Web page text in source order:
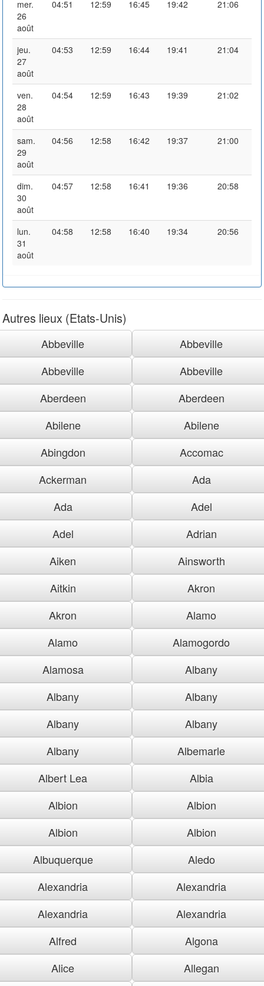
mer.
26
août
04:51 12:59 16:45 19:42 21:06
jeu.
27
août
04:53 12:59 16:44 19:41 21:04
ven.
28
août
04:54 12:59 16:43 19:39 21:02
sam.
29
août
04:56 12:58 16:42 19:37 21:00
dim.
30
août
04:57 12:58 16:41 19:36 20:58
lun.
31
août
04:58 12:58 16:40 19:34 20:56
Autres lieux (Etats-Unis)
Abbeville
Abbeville
Abbeville
Abbeville
Aberdeen
Aberdeen
Abilene
Abilene
Abingdon
Accomac
Ackerman
Ada
Ada
Adel
Adel
Adrian
Aiken
Ainsworth
Aitkin
Akron
Akron
Alamo
Alamo
Alamogordo
Alamosa
Albany
Albany
Albany
Albany
Albany
Albany
Albemarle
Albert Lea
Albia
Albion
Albion
Albion
Albion
Albuquerque
Aledo
Alexandria
Alexandria
Alexandria
Alexandria
Alfred
Algona
Alice
Allegan